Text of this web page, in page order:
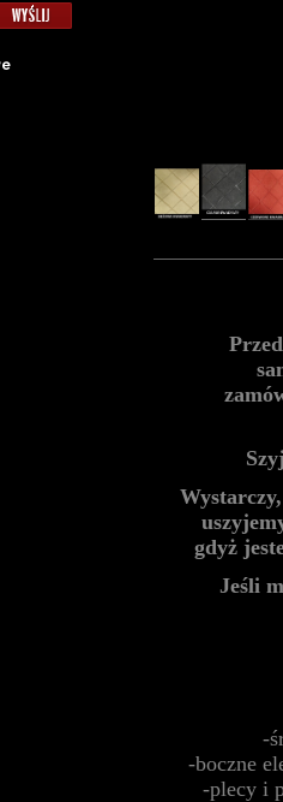
gdyż
Jeśli
-
-boczne
-plecy i